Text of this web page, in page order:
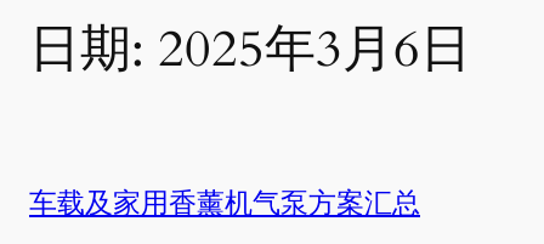
日期: 2025年3月6日
车载及家用香薰机气泵方案汇总